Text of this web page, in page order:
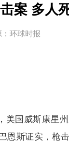
案 多人
环球时报
美国威斯康星
恩斯证实，枪